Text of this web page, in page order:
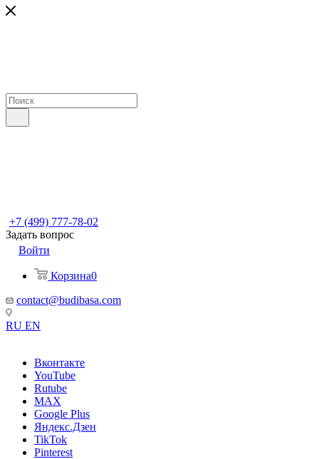
+7 (499) 777-78-02
Задать вопрос
Войти
Корзина0
contact@budibasa.com
RU EN
Вконтакте
YouTube
Rutube
MAX
Google Plus
Яндекс.Дзен
TikTok
Pinterest